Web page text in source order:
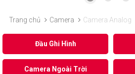
Trang chủ Camera Camera Analog
Đầu Ghi Hình
Camera Ngoài Trời